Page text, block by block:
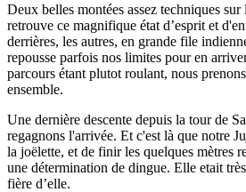
Deux belles montées assez techniques sur
retrouve ce magnifique état d’esprit et
derrières, les autres, en grande file
repousse parfois nos limites pour en
parcours étant plutot roulant, nous
ensemble.
Une dernière descente depuis la tour de
regagnons l'arrivée. Et c'est là que notre
la joëlette, et de finir les quelques mètres
une détermination de dingue. Elle etait
fière d’elle.